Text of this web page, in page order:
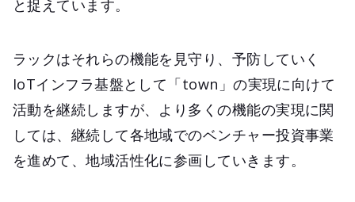
と捉えています。
ラックはそれらの機能を見守り、予防していく
IoTインフラ基盤として「town」の実現に向けて
活動を継続しますが、より多くの機能の実現に関
しては、継続して各地域でのベンチャー投資事業
を進めて、地域活性化に参画していきます。